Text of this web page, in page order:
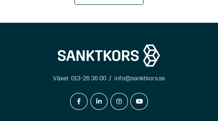
Växel: 013-26 36 00 / info@sanktkors.se
facebook-flinkedin-ininstagramyoutube